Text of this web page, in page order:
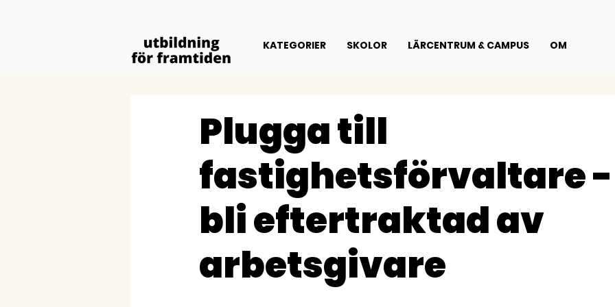
KATEGORIER SKOLOR LÄRCENTRUM & CAMPUS OM
Plugga till
fastighetsförvaltare
bli eftertraktad av
arbetsgivare